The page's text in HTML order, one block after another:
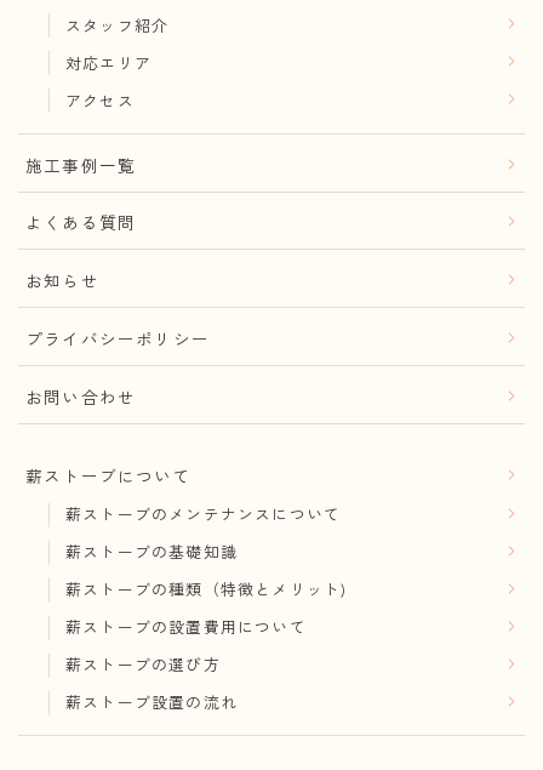
スタッフ紹介
対応エリア
アクセス
施工事例一覧
よくある質問
お知らせ
プライバシーポリシー
お問い合わせ
薪ストーブについて
薪ストーブのメンテナンスについて
薪ストーブの基礎知識
薪ストーブの種類（特徴とメリット)
薪ストーブの設置費用について
薪ストーブの選び方
薪ストーブ設置の流れ